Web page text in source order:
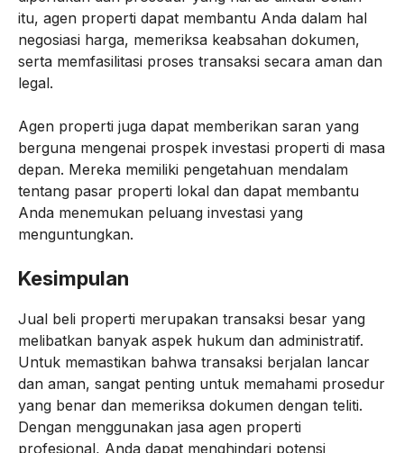
itu, agen properti dapat membantu Anda dalam hal
negosiasi harga, memeriksa keabsahan dokumen,
serta memfasilitasi proses transaksi secara aman dan
legal.
Agen properti juga dapat memberikan saran yang
berguna mengenai prospek investasi properti di masa
depan. Mereka memiliki pengetahuan mendalam
tentang pasar properti lokal dan dapat membantu
Anda menemukan peluang investasi yang
menguntungkan.
Kesimpulan
Jual beli properti merupakan transaksi besar yang
melibatkan banyak aspek hukum dan administratif.
Untuk memastikan bahwa transaksi berjalan lancar
dan aman, sangat penting untuk memahami prosedur
yang benar dan memeriksa dokumen dengan teliti.
Dengan menggunakan jasa agen properti
profesional, Anda dapat menghindari potensi